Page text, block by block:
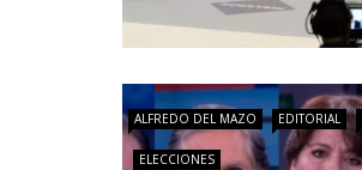
ALFREDO DEL MAZO EDITORIAL
ELECCIONES